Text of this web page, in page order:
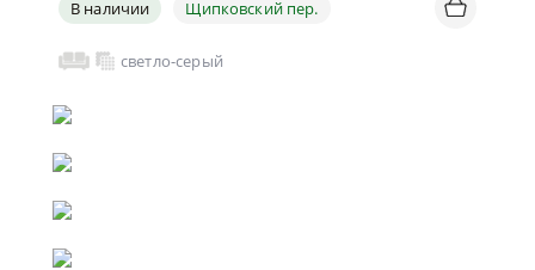
В наличии Щипковский пер.
светло-серый